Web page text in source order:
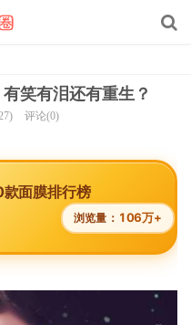
笑有泪还有重生？
评论(0)
款面膜排行榜
浏览量： 106万+